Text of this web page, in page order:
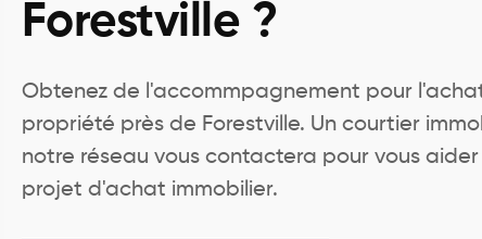
Forestville ?
Obtenez de l'accommpagnement pour
propriété près de Forestville. Un courtier
notre réseau vous contactera pour vous
projet d'achat immobilier.